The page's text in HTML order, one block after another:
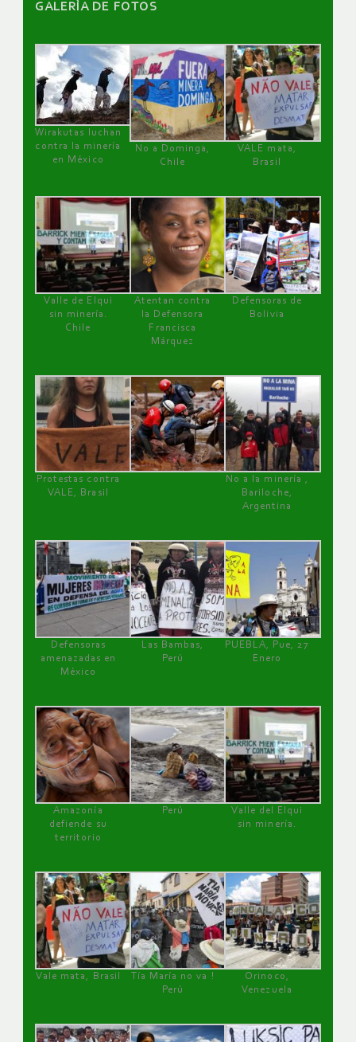
GALERÌA DE FOTOS
Wirakutas luchan
contra la minería
en México
No a Dominga,
Chile
VALE mata,
Brasil
Valle de Elqui
sin minería.
Chile
Atentan contra
la Defensora
Francisca
Márquez
Defensoras de
Bolivia
Protestas contra
VALE, Brasil
No a la minería ,
Bariloche,
Argentina
Defensoras
amenazadas en
México
Las Bambas,
Perú
PUEBLA, Pue, 27
Enero
Amazonía
defiende su
territorio
Perú
Valle del Elqui
sin minería.
Vale mata, Brasil
Tía María no va !
Perú
Orinoco,
Venezuela